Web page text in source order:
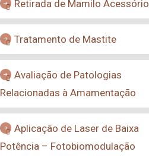
Retirada de Mamilo Acessório
Tratamento de Mastite
Avaliação de Patologias
Relacionadas à Amamentação
Aplicação de Laser de Baixa
Potência – Fotobiomodulação